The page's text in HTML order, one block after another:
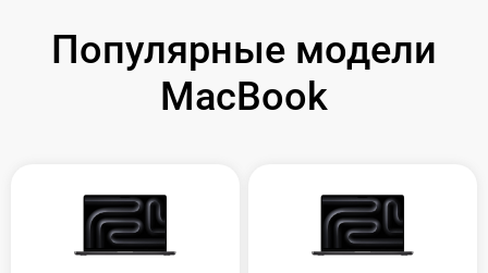
Популярные модели
MacBook